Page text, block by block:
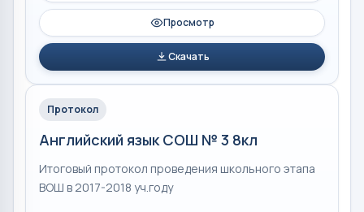
Просмотр
Скачать
Протокол
Английский язык СОШ № 3 8кл
Итоговый протокол проведения школьного этапа
ВОШ в 2017-2018 уч.году